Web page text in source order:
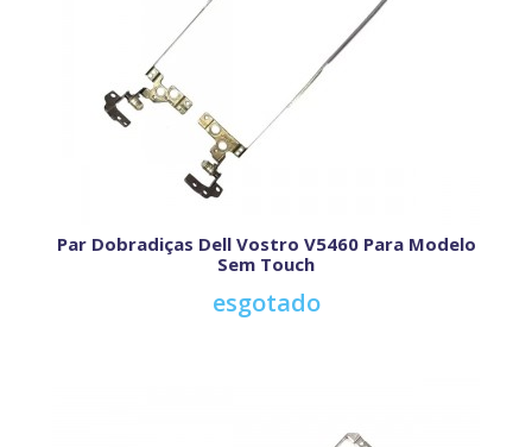
Par Dobradiças Dell Vostro V5460 Para Modelo
Sem Touch
esgotado